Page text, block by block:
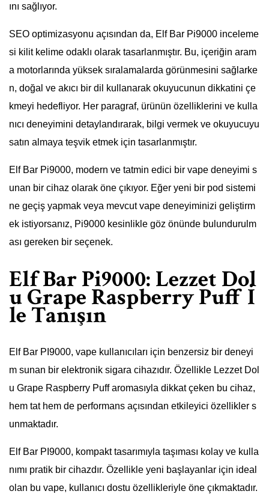
ını sağlıyor.
SEO optimizasyonu açısından da, Elf Bar Pi9000 inceleme
si kilit kelime odaklı olarak tasarlanmıştır. Bu, içeriğin aram
a motorlarında yüksek sıralamalarda görünmesini sağlarke
n, doğal ve akıcı bir dil kullanarak okuyucunun dikkatini çe
kmeyi hedefliyor. Her paragraf, ürünün özelliklerini ve kulla
nıcı deneyimini detaylandırarak, bilgi vermek ve okuyucuyu
satın almaya teşvik etmek için tasarlanmıştır.
Elf Bar Pi9000, modern ve tatmin edici bir vape deneyimi s
unan bir cihaz olarak öne çıkıyor. Eğer yeni bir pod sistemi
ne geçiş yapmak veya mevcut vape deneyiminizi geliştirm
ek istiyorsanız, Pi9000 kesinlikle göz önünde bulundurulm
ası gereken bir seçenek.
Elf Bar Pi9000: Lezzet Dol
u Grape Raspberry Puff İ
le Tanışın
Elf Bar PI9000, vape kullanıcıları için benzersiz bir deneyi
m sunan bir elektronik sigara cihazıdır. Özellikle Lezzet Dol
u Grape Raspberry Puff aromasıyla dikkat çeken bu cihaz,
hem tat hem de performans açısından etkileyici özellikler s
unmaktadır.
Elf Bar PI9000, kompakt tasarımıyla taşıması kolay ve kulla
nımı pratik bir cihazdır. Özellikle yeni başlayanlar için ideal
olan bu vape, kullanıcı dostu özellikleriyle öne çıkmaktadır.